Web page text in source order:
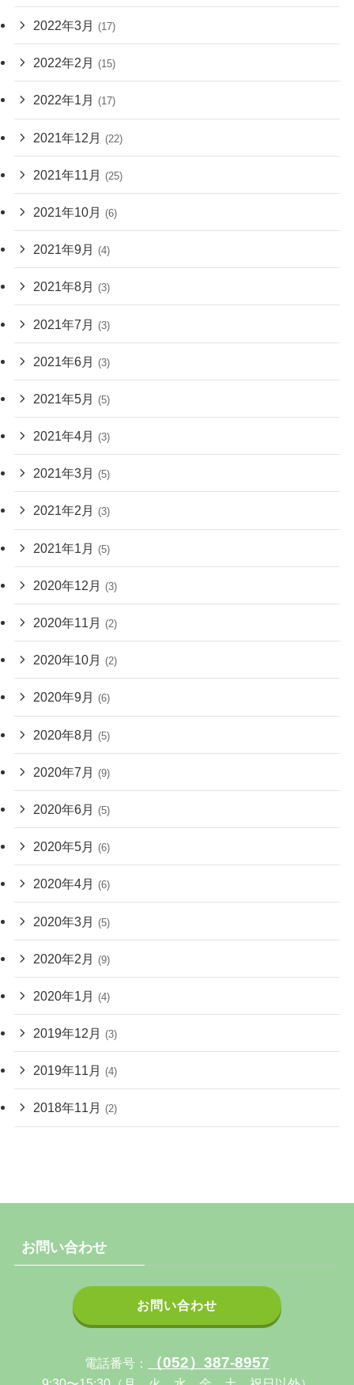
2022年3月 (17)
2022年2月 (15)
2022年1月 (17)
2021年12月 (22)
2021年11月 (25)
2021年10月 (6)
2021年9月 (4)
2021年8月 (3)
2021年7月 (3)
2021年6月 (3)
2021年5月 (5)
2021年4月 (3)
2021年3月 (5)
2021年2月 (3)
2021年1月 (5)
2020年12月 (3)
2020年11月 (2)
2020年10月 (2)
2020年9月 (6)
2020年8月 (5)
2020年7月 (9)
2020年6月 (5)
2020年5月 (6)
2020年4月 (6)
2020年3月 (5)
2020年2月 (9)
2020年1月 (4)
2019年12月 (3)
2019年11月 (4)
2018年11月 (2)
お問い合わせ
お問い合わせ
電話番号： （052）387-8957